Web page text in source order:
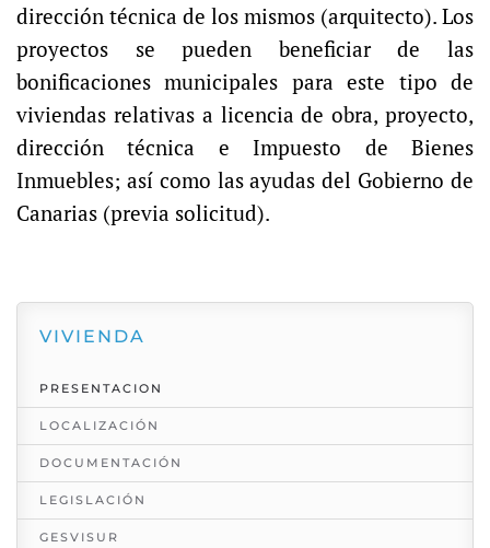
dirección técnica de los mismos (arquitecto). Los
proyectos se pueden beneficiar de las
bonificaciones municipales para este tipo de
viviendas relativas a licencia de obra, proyecto,
dirección técnica e Impuesto de Bienes
Inmuebles; así como las ayudas del Gobierno de
Canarias (previa solicitud).
VIVIENDA
PRESENTACION
LOCALIZACIÓN
DOCUMENTACIÓN
LEGISLACIÓN
GESVISUR